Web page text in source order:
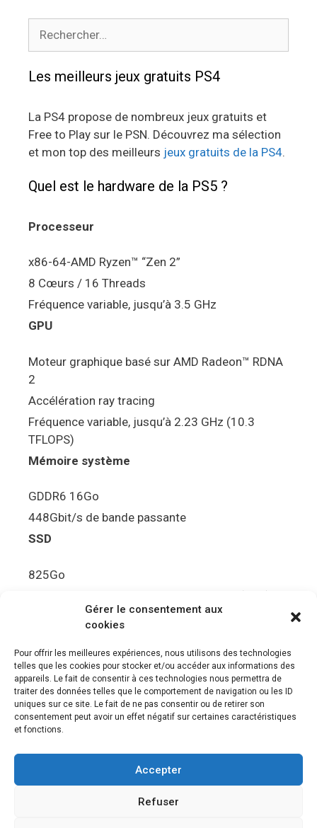
Gérer le consentement aux
cookies
Pour offrir les meilleures expériences, nous utilisons des technologies
telles que les cookies pour stocker et/ou accéder aux informations des
appareils. Le fait de consentir à ces technologies nous permettra de
traiter des données telles que le comportement de navigation ou les ID
uniques sur ce site. Le fait de ne pas consentir ou de retirer son
consentement peut avoir un effet négatif sur certaines caractéristiques
et fonctions.
Accepter
Refuser
Les meilleurs jeux gratuits PS4
La PS4 propose de nombreux jeux gratuits et
Free to Play sur le PSN. Découvrez ma sélection
et mon top des meilleurs jeux gratuits de la PS4.
Quel est le hardware de la PS5 ?
Processeur
x86-64-AMD Ryzen™ “Zen 2”
8 Cœurs / 16 Threads
Fréquence variable, jusqu’à 3.5 GHz
GPU
Moteur graphique basé sur AMD Radeon™ RDNA
2
Accélération ray tracing
Fréquence variable, jusqu’à 2.23 GHz (10.3
TFLOPS)
Mémoire système
GDDR6 16Go
448Gbit/s de bande passante
SSD
825Go
5.5Gbit/s de bande passante en lecture (Brut)
Disque de jeu PS5
Ultra HD Blu-ray™, jusqu’à 100Go/disque
Sortie vidéo
Compatibilité avec les téléviseurs 4K 120Hz et
8K, VRR (spécification HDMI v. 2.1)
“Tempest” 3D AudioTec